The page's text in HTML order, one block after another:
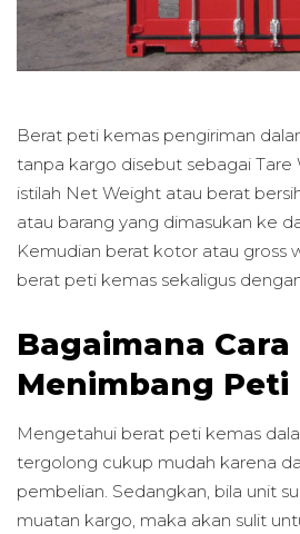
Berat peti kemas pengiriman
tanpa kargo disebut sebagai Tare
istilah Net Weight atau berat
atau barang yang dimasukan ke
Kemudian berat kotor atau gross
berat peti kemas sekaligus
Bagaimana Cara
Menimbang Peti
Mengetahui berat peti kemas
tergolong cukup mudah karena
pembelian. Sedangkan, bila unit
muatan kargo, maka akan sulit